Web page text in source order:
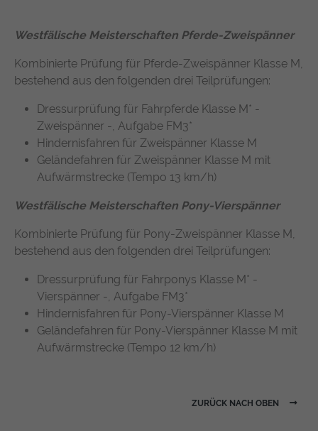
Westfälische Meisterschaften Pferde-Zweispänner
Kombinierte Prüfung für Pferde-Zweispänner Klasse M,
bestehend aus den folgenden drei Teilprüfungen:
Dressurprüfung für Fahrpferde Klasse M* -
Zweispänner -, Aufgabe FM3*
Hindernisfahren für Zweispänner Klasse M
Geländefahren für Zweispänner Klasse M mit
Aufwärmstrecke (Tempo 13 km/h)
Westfälische Meisterschaften Pony-Vierspänner
Kombinierte Prüfung für Pony-Zweispänner Klasse M,
bestehend aus den folgenden drei Teilprüfungen:
Dressurprüfung für Fahrponys Klasse M* -
Vierspänner -, Aufgabe FM3*
Hindernisfahren für Pony-Vierspänner Klasse M
Geländefahren für Pony-Vierspänner Klasse M mit
Aufwärmstrecke (Tempo 12 km/h)
ZURÜCK NACH OBEN